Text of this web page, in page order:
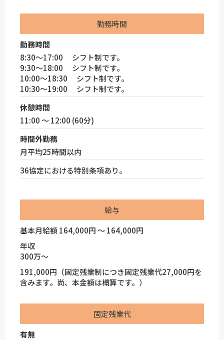
勤務時間
勤務時間
8:30～17:00 シフト制です。
9:30～18:00 シフト制です。
10:00～18:30 シフト制です。
10:30～19:00 シフト制です。
休憩時間
11:00 ～ 12:00 (60分)
時間外勤務
月平均25時間以内
36協定における特別条項あり。
給与
基本月給額 164,000円 ～ 164,000円
年収
300万～
191,000円（固定残業制につき固定残業代27,000円を
含みます。尚、本金額は概算です。）
固定残業代
有無